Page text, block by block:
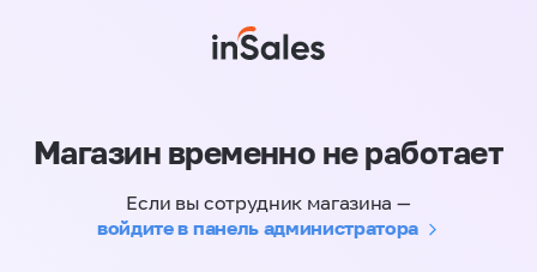
Магазин временно не работает
Если вы сотрудник магазина —
войдите в панель администратора